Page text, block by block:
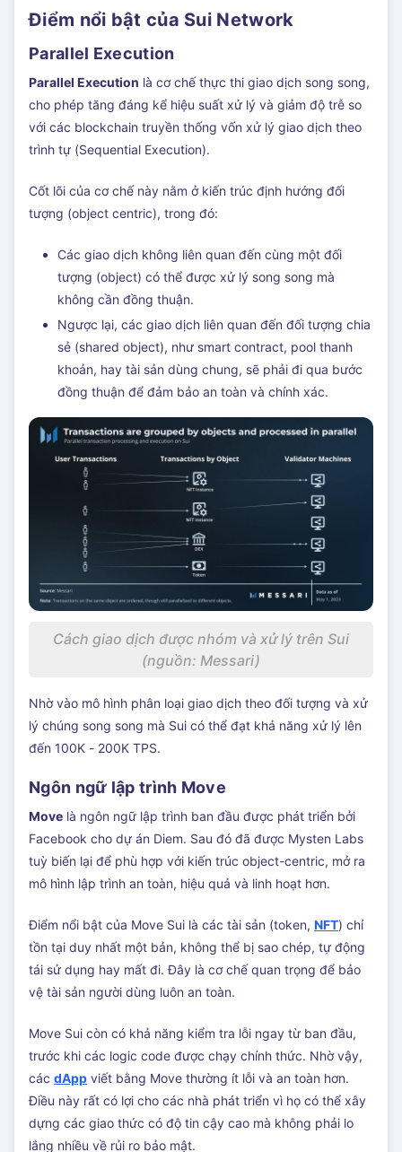
Điểm nổi bật của Sui Network
Parallel Execution
Parallel Execution là cơ chế thực thi giao dịch song song,
cho phép tăng đáng kể hiệu suất xử lý và giảm độ trễ so
với các blockchain truyền thống vốn xử lý giao dịch theo
trình tự (Sequential Execution).
Cốt lõi của cơ chế này nằm ở kiến trúc định hướng đối
tượng (object centric), trong đó:
Các giao dịch không liên quan đến cùng một đối
tượng (object) có thể được xử lý song song mà
không cần đồng thuận.
Ngược lại, các giao dịch liên quan đến đối tượng chia
sẻ (shared object), như smart contract, pool thanh
khoản, hay tài sản dùng chung, sẽ phải đi qua bước
đồng thuận để đảm bảo an toàn và chính xác.
Cách giao dịch được nhóm và xử lý trên Sui
(nguồn: Messari)
Nhờ vào mô hình phân loại giao dịch theo đối tượng và xử
lý chúng song song mà Sui có thể đạt khả năng xử lý lên
đến 100K - 200K TPS.
Ngôn ngữ lập trình Move
Move là ngôn ngữ lập trình ban đầu được phát triển bởi
Facebook cho dự án Diem. Sau đó đã được Mysten Labs
tuỳ biến lại để phù hợp với kiến trúc object-centric, mở ra
mô hình lập trình an toàn, hiệu quả và linh hoạt hơn.
Điểm nổi bật của Move Sui là các tài sản (token, NFT) chỉ
tồn tại duy nhất một bản, không thể bị sao chép, tự động
tái sử dụng hay mất đi. Đây là cơ chế quan trọng để bảo
vệ tài sản người dùng luôn an toàn.
Move Sui còn có khả năng kiểm tra lỗi ngay từ ban đầu,
trước khi các logic code được chạy chính thức. Nhờ vậy,
các dApp viết bằng Move thường ít lỗi và an toàn hơn.
Điều này rất có lợi cho các nhà phát triển vì họ có thể xây
dựng các giao thức có độ tin cậy cao mà không phải lo
lắng nhiều về rủi ro bảo mật.